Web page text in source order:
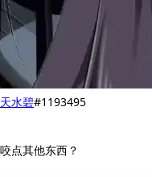
天水碧#1193495
咬点其他东西？